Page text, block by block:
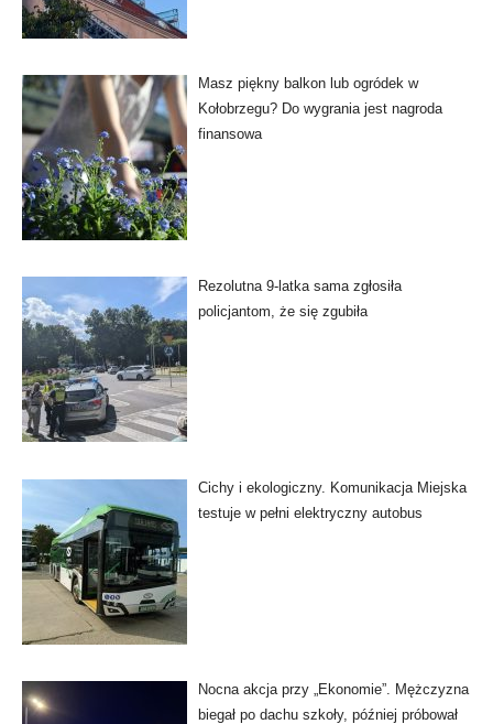
Masz piękny balkon lub ogródek w
Kołobrzegu? Do wygrania jest nagroda
finansowa
Rezolutna 9-latka sama zgłosiła
policjantom, że się zgubiła
Cichy i ekologiczny. Komunikacja Miejska
testuje w pełni elektryczny autobus
Nocna akcja przy „Ekonomie”. Mężczyzna
biegał po dachu szkoły, później próbował